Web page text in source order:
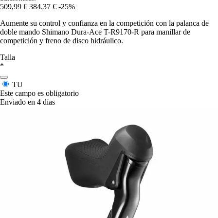
509,99 € 384,37 € -25%
Aumente su control y confianza en la competición con la palanca de
doble mando Shimano Dura-Ace T-R9170-R para manillar de
competición y freno de disco hidráulico.
Talla
*
TU
Este campo es obligatorio
Enviado en 4 días